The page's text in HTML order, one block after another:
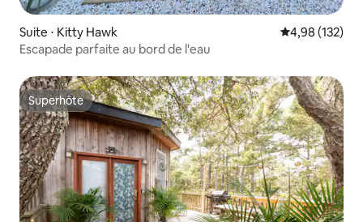
Suite ⋅ Kitty Hawk Évaluation
4,98 (132)
Escapade parfaite au bord de l'eau
Superhôte
Superhôte